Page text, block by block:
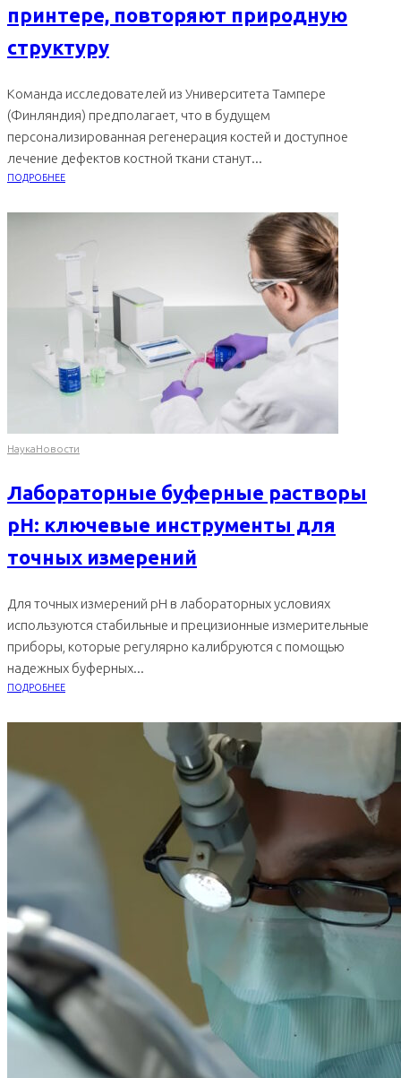
принтере, повторяют природную
структуру
Команда исследователей из Университета Тампере
(Финляндия) предполагает, что в будущем
персонализированная регенерация костей и доступное
лечение дефектов костной ткани станут...
ПОДРОБНЕЕ
НаукаНовости
Лабораторные буферные растворы
pH: ключевые инструменты для
точных измерений
Для точных измерений pH в лабораторных условиях
используются стабильные и прецизионные измерительные
приборы, которые регулярно калибруются с помощью
надежных буферных...
ПОДРОБНЕЕ